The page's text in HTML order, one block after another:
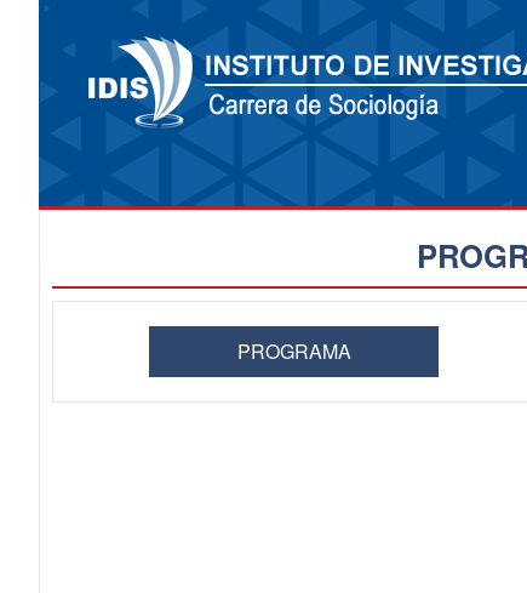
PROGRAMA